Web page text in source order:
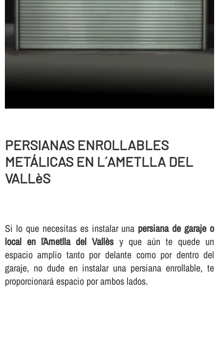
PERSIANAS ENROLLABLES
METÁLICAS EN L´AMETLLA DEL
VALLèS
Si lo que necesitas es instalar una persiana de garaje o
local en l´Ametlla del Vallèsy que aún te quede un
espacio amplio tanto por delante como por dentro del
garaje, no dude en instalar una persiana enrollable, te
proporcionará espacio por ambos lados.